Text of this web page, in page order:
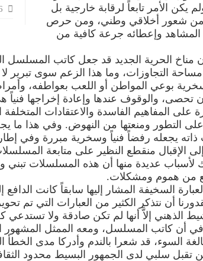
يكن الأمر تابعاً لرقابة خارجية بل
من شعور أخلاقي وطني، ومن حرص
المشاهد وإعطائه جرعة كافية من
مناخ الحرية الجديد قد جعل كاتب المسلسل
التجاوزات، وما هذا الزعم سوى تبرير لا
بوعي المواطن أو اللعب بعواطفه،
تحصى، والوقوف عندها وإعادة إخراجها
على المفاهيم الفاسدة والاعتقادات
التطور ومنعتها من النهوض. وفي هذا ما
ذاته يجعله رفضاً فنياً وسخرية مبررة وفي
إلى الإقبال منقطع النظير على متابعة
لأسباب عديدة منها أن هذه المسلسلات تبني
من هموم ومشكلات.
السخيفة المشار إليها سابقاً كانت الدافع
أن نتذكر الكثير من العبارات التي تم
الذهني إلاَّ أنها لم تكن صادقة ولا تستدعي
في أن كاتب المسلسل، ومعه الممثل
السوء، قد شعرا بالندم وأدركا مدى الخطأ
تقبل سلبي لدى الجمهور البسيط محدود